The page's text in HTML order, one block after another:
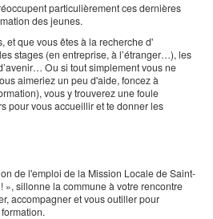
particulièrement ces dernières
des jeunes.
et que vous êtes à la recherche d'
stages (en entreprise, à l’étranger…), les
Ou si tout simplement vous ne
aimeriez un peu d'aide, foncez à
vous y trouverez une foule
pour vous accueillir et te donner les
de l'emploi de la Mission Locale de Saint-
», sillonne la commune à votre rencontre
accompagner et vous outiller pour